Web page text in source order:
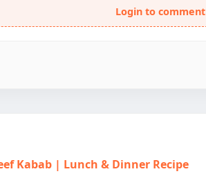
Login to comment
Kabab | Lunch & Dinner Recipe